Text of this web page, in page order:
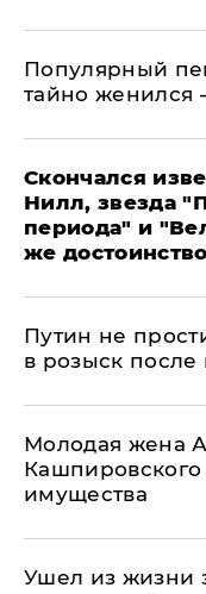
Популярный
тайно женился
Скончался
Нилл, звезда
периода" и
же
Путин не
в розыск
Молодая жена
имущества
Ушел из жизни